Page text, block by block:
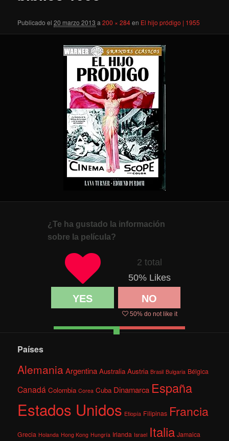
Publicado el 20 marzo 2013 a200 × 284en El hijo pródigo | 1955
¿Te ha gustado la información
sobre la película?
2 total
50% Likes
YES NO
50% do not like it
Países
AlemaniaArgentina Australia Austria Brasil Bulgaria Bélgica
Canadá Colombia Corea Cuba Dinamarca España
Estados Unidos Etiopía Filipinas Francia
Grecia Holanda Hong Kong Hungría Irlanda Israel Italia Jamaica